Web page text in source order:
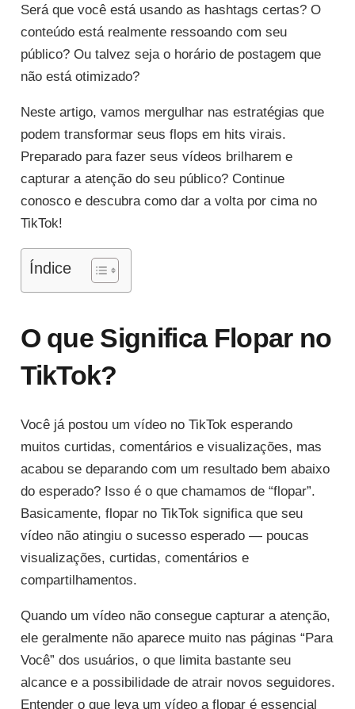
Será que você está usando as hashtags certas? O
conteúdo está realmente ressoando com seu
público? Ou talvez seja o horário de postagem que
não está otimizado?
Neste artigo, vamos mergulhar nas estratégias que
podem transformar seus flops em hits virais.
Preparado para fazer seus vídeos brilharem e
capturar a atenção do seu público? Continue
conosco e descubra como dar a volta por cima no
TikTok!
Índice
O que Significa Flopar no
TikTok?
Você já postou um vídeo no TikTok esperando
muitos curtidas, comentários e visualizações, mas
acabou se deparando com um resultado bem abaixo
do esperado? Isso é o que chamamos de “flopar”.
Basicamente, flopar no TikTok significa que seu
vídeo não atingiu o sucesso esperado — poucas
visualizações, curtidas, comentários e
compartilhamentos.
Quando um vídeo não consegue capturar a atenção,
ele geralmente não aparece muito nas páginas “Para
Você” dos usuários, o que limita bastante seu
alcance e a possibilidade de atrair novos seguidores.
Entender o que leva um vídeo a flopar é essencial